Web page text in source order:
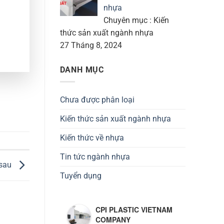
nhựa
Chuyên mục : Kiến
thức sản xuất ngành nhựa
27 Tháng 8, 2024
DANH MỤC
Chưa được phân loại
Kiến thức sản xuất ngành nhựa
Kiến thức về nhựa
Tin tức ngành nhựa
Tuyển dụng
CPI PLASTIC VIETNAM
COMPANY